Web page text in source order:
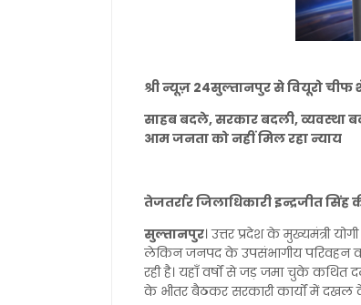
श्री न्यूज़ 24सुल्तानपुर से वियूरो चीफ
साहब बदले, सरकार बदली, व्यवस्था
आम जनता को नहीं मिल रहा न्याय
तेजतर्रार जिलाधिकारी इन्द्रजीत
सुल्तानपुर। उत्तर प्रदेश के मुख्यमंत्री
लेकिन जनपद के उपसंभागीय परिवहन
रही है। यहाँ वर्षों से जड़ जमा चुके
के भीतर बैठकर सरकारी कार्यों में दखल